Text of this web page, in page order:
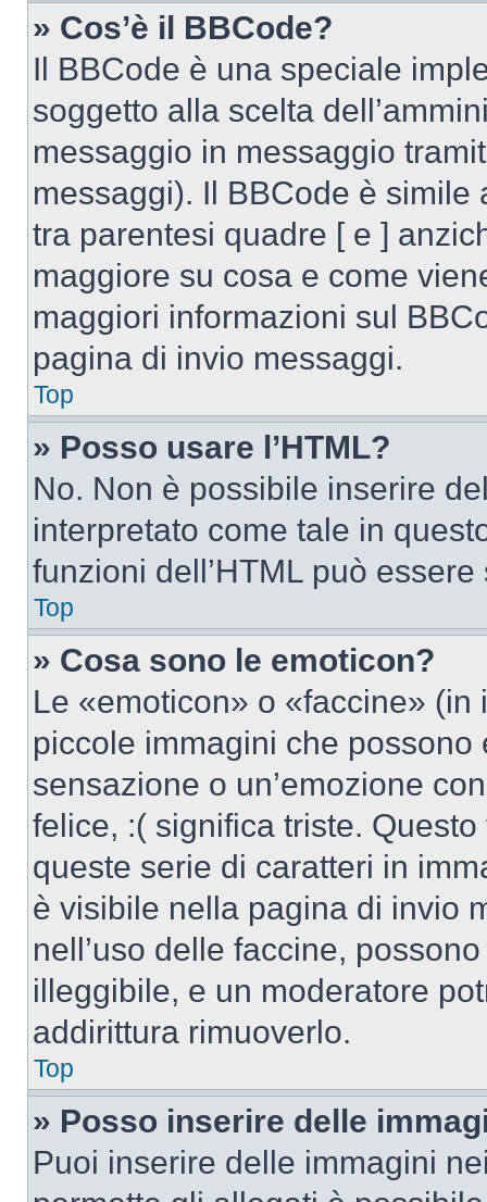
» Cos’è il BBCode?
Il BBCode è una speciale
soggetto alla scelta
messaggio in messaggio
messaggi). Il BBCode è simile
tra parentesi quadre [ e ]
maggiore su cosa e come
maggiori informazioni sul
pagina di invio messaggi.
Top
» Posso usare l’HTML?
No. Non è possibile inserire
interpretato come tale in
funzioni dell’HTML può
Top
» Cosa sono le emoticon?
Le «emoticon» o «faccine»
piccole immagini che
sensazione o un’emozione
felice, :( significa triste.
queste serie di caratteri in
è visibile nella pagina di invio
nell’uso delle faccine,
illeggibile, e un moderatore
addirittura rimuoverlo.
Top
» Posso inserire delle
Puoi inserire delle immagini